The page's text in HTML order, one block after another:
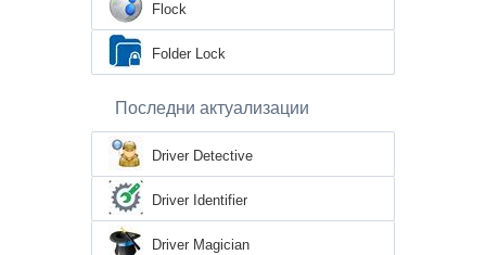
Flock
Folder Lock
Последни актуализации
Driver Detective
Driver Identifier
Driver Magician